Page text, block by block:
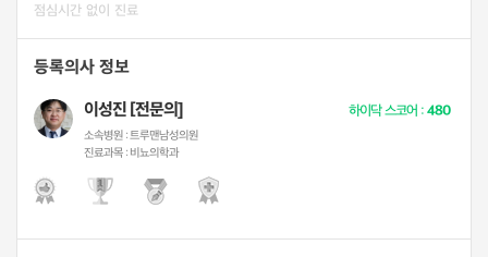
점심시간 없이 진료
등록의사 정보
이성진 [전문의]
소속병원 :트루맨남성의원
진료과목 : 비뇨의학과
하이닥 스코어 :480